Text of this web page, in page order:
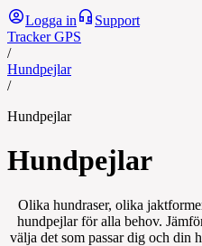
Logga in
Support
Tracker GPS
/
Hundpejlar
/
Hundpejlar
Hundpejlar
Olika hundraser, olika
hundpejlar för alla behov.
välja det som passar dig och din